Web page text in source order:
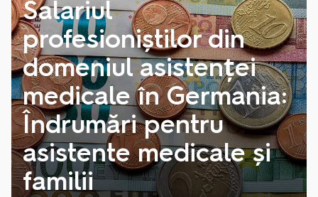
Salariul
profesioniștilor din
domeniul asistenței
medicale în Germania:
Îndrumări pentru
asistente medicale și
familii